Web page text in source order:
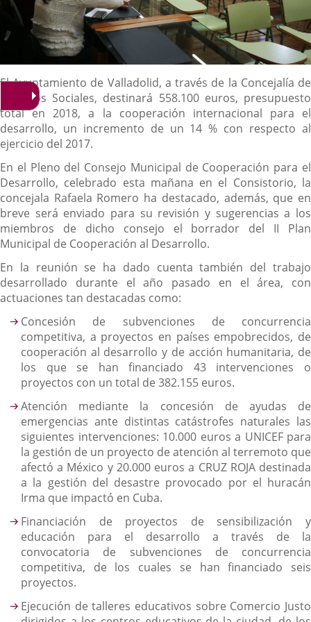
Descripción
El Ayuntamiento de Valladolid, a través de la Concejalía de
Servicios Sociales, destinará 558.100 euros, presupuesto
total en 2018, a la cooperación internacional para el
desarrollo, un incremento de un 14 % con respecto al
ejercicio del 2017.
En el Pleno del Consejo Municipal de Cooperación para el
Desarrollo, celebrado esta mañana en el Consistorio, la
concejala Rafaela Romero ha destacado, además, que en
breve será enviado para su revisión y sugerencias a los
miembros de dicho consejo el borrador del II Plan
Municipal de Cooperación al Desarrollo.
En la reunión se ha dado cuenta también del trabajo
desarrollado durante el año pasado en el área, con
actuaciones tan destacadas como:
Concesión de subvenciones de concurrencia
competitiva, a proyectos en países empobrecidos, de
cooperación al desarrollo y de acción humanitaria, de
los que se han financiado 43 intervenciones o
proyectos con un total de 382.155 euros.
Atención mediante la concesión de ayudas de
emergencias ante distintas catástrofes naturales las
siguientes intervenciones: 10.000 euros a UNICEF para
la gestión de un proyecto de atención al terremoto que
afectó a México y 20.000 euros a CRUZ ROJA destinada
a la gestión del desastre provocado por el huracán
Irma que impactó en Cuba.
Financiación de proyectos de sensibilización y
educación para el desarrollo a través de la
convocatoria de subvenciones de concurrencia
competitiva, de los cuales se han financiado seis
proyectos.
Ejecución de talleres educativos sobre Comercio Justo